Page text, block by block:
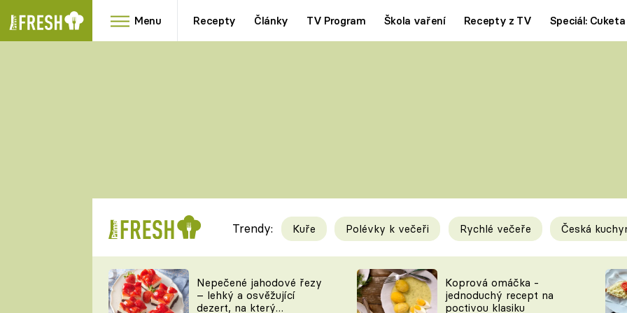
Menu Recepty Články TV Program Škola vaření Recepty z TV Speciál: Cuketa
RYCHLOVKY
Videorecepty
TEĎ VAŘÍ ŠÉF!
Tipy a triky
KAM ZA JÍDLEM
Trendy: Kuře Polévky k večeři Rychlé večeře Česká
Nepečené jahodové řezy
– lehký a osvěžující
dezert, na který
Koprová omáčka -
jednoduchý recept na
poctivou klasiku